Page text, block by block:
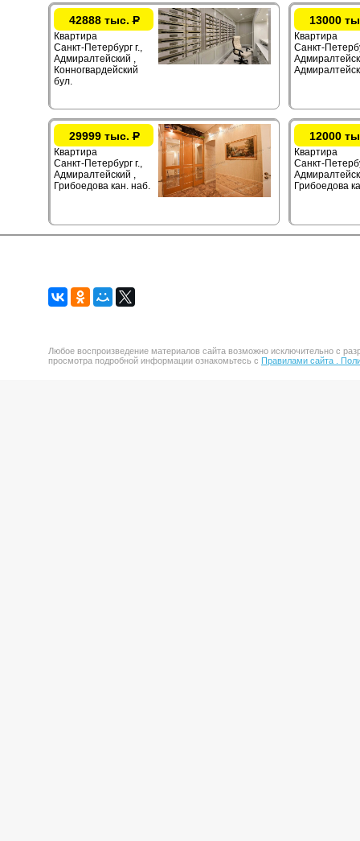
42888 тыс.Р
Квартира
Санкт-Петербург г.,
Адмиралтейский ,
Конногвардейский
бул.
13000
Квартира
Санкт-
29999 тыс.Р
Квартира
Санкт-Петербург г.,
Адмиралтейский ,
Грибоедова кан. наб.
12000
Квартира
Санкт-
Грибоедова
Любое воспроизведение материалов сайта возможно исключительно с
просмотра подробной информации ознакомьтесь с Правилами сайта .